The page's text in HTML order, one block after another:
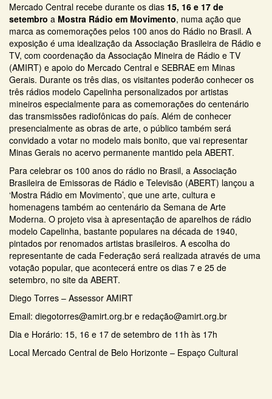
Mercado Central recebe durante os dias 15, 16 e 17 de
setembro a Mostra Rádio em Movimento, numa ação que
marca as comemorações pelos 100 anos do Rádio no Brasil. A
exposição é uma idealização da Associação Brasileira de Rádio e
TV, com coordenação da Associação Mineira de Rádio e TV
(AMIRT) e apoio do Mercado Central e SEBRAE em Minas
Gerais. Durante os três dias, os visitantes poderão conhecer os
três rádios modelo Capelinha personalizados por artistas
mineiros especialmente para as comemorações do centenário
das transmissões radiofônicas do país. Além de conhecer
presencialmente as obras de arte, o público também será
convidado a votar no modelo mais bonito, que vai representar
Minas Gerais no acervo permanente mantido pela ABERT.
Para celebrar os 100 anos do rádio no Brasil, a Associação
Brasileira de Emissoras de Rádio e Televisão (ABERT) lançou a
‘Mostra Rádio em Movimento’, que une arte, cultura e
homenagens também ao centenário da Semana de Arte
Moderna. O projeto visa à apresentação de aparelhos de rádio
modelo Capelinha, bastante populares na década de 1940,
pintados por renomados artistas brasileiros. A escolha do
representante de cada Federação será realizada através de uma
votação popular, que acontecerá entre os dias 7 e 25 de
setembro, no site da ABERT.
Diego Torres – Assessor AMIRT
Email: diegotorres@amirt.org.br e redação@amirt.org.br
Dia e Horário: 15, 16 e 17 de setembro de 11h às 17h
Local Mercado Central de Belo Horizonte – Espaço Cultural